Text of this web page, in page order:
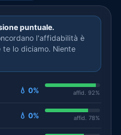
puntuale.
l'affidabilità è
lo diciamo. Niente
💧 0% affid. 92%
💧 0% affid. 78%